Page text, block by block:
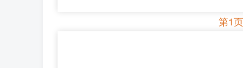
第1